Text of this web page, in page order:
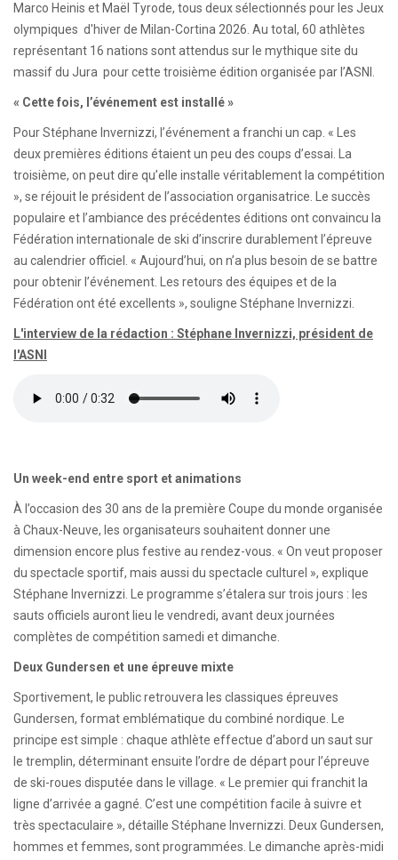
Marco Heinis et Maël Tyrode, tous deux sélectionnés pour les Jeux
olympiques d'hiver de Milan-Cortina 2026. Au total, 60 athlètes
représentant 16 nations sont attendus sur le mythique site du
massif du Jura pour cette troisième édition organisée par l’ASNI.
« Cette fois, l’événement est installé »
Pour Stéphane Invernizzi, l’événement a franchi un cap. « Les
deux premières éditions étaient un peu des coups d’essai. La
troisième, on peut dire qu’elle installe véritablement la compétition
», se réjouit le président de l’association organisatrice. Le succès
populaire et l’ambiance des précédentes éditions ont convaincu la
Fédération internationale de ski d’inscrire durablement l’épreuve
au calendrier officiel. « Aujourd’hui, on n’a plus besoin de se battre
pour obtenir l’événement. Les retours des équipes et de la
Fédération ont été excellents », souligne Stéphane Invernizzi.
L'interview de la rédaction : Stéphane Invernizzi, président de
l'ASNI
Un week-end entre sport et animations
À l’occasion des 30 ans de la première Coupe du monde organisée
à Chaux-Neuve, les organisateurs souhaitent donner une
dimension encore plus festive au rendez-vous. « On veut proposer
du spectacle sportif, mais aussi du spectacle culturel », explique
Stéphane Invernizzi. Le programme s’étalera sur trois jours : les
sauts officiels auront lieu le vendredi, avant deux journées
complètes de compétition samedi et dimanche.
Deux Gundersen et une épreuve mixte
Sportivement, le public retrouvera les classiques épreuves
Gundersen, format emblématique du combiné nordique. Le
principe est simple : chaque athlète effectue d’abord un saut sur
le tremplin, déterminant ensuite l’ordre de départ pour l’épreuve
de ski-roues disputée dans le village. « Le premier qui franchit la
ligne d’arrivée a gagné. C’est une compétition facile à suivre et
très spectaculaire », détaille Stéphane Invernizzi. Deux Gundersen,
hommes et femmes, sont programmées. Le dimanche après-midi